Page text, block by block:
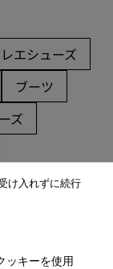
ッキーを使用
け入れずに続行
エシューズ
ブーツ
ズ